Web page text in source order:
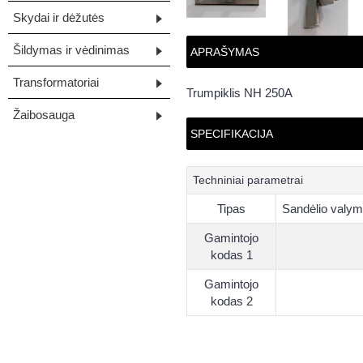
Skydai ir dėžutės
Šildymas ir vėdinimas
Transformatoriai
Žaibosauga
APRAŠYMAS
Trumpiklis NH 250A
SPECIFIKACIJA
Techniniai parametrai
Tipas Sandėlio
Gamintojo
kodas 1
Gamintojo
kodas 2